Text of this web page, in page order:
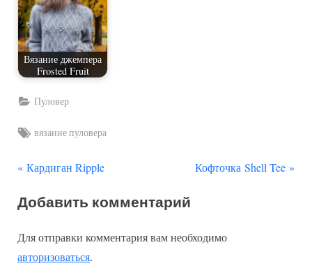
Вязание джемпера
Frosted Fruit
Пуловер
Tags:
вязание пуловера
Навигация
по
записям
П
е
ы
д
Кардиган Ripple
С
у
Кофточка Shell Tee
Добавить комментарий
Для отправки комментария вам необходимо
авторизоваться.